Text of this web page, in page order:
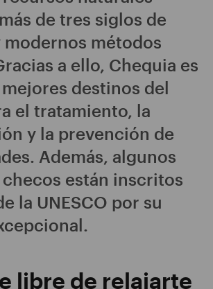
de tres siglos de
métodos
a ello, Chequia es
destinos del
el tratamiento, la
y la prevención de
Además, algunos
están inscritos
la UNESCO por su
libre de relajarte